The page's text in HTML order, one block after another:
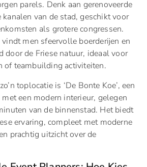
parels. Denk aan gerenoveerde
van de stad, geschikt voor
als grotere congressen.
men sfeervolle boerderijen en
door de Friese natuur, ideaal voor
of teambuilding activiteiten.
toplocatie is ‘De Bonte Koe’, een
een modern interieur, gelegen
van de binnenstad. Het biedt
ervaring, compleet met moderne
prachtig uitzicht over de